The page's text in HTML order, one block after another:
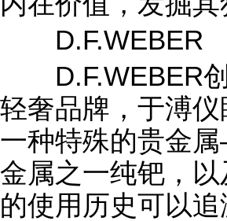
D.F.WEBER
D.F.WEBER创
轻奢品牌，于溥
一种特殊的贵金
金属之一纯钯，
的使用历史可以